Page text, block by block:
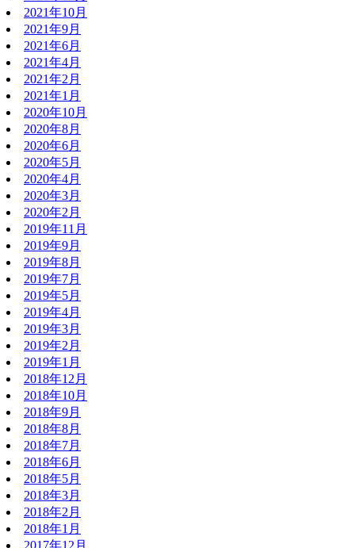
2021年10月
2021年9月
2021年6月
2021年4月
2021年2月
2021年1月
2020年10月
2020年8月
2020年6月
2020年5月
2020年4月
2020年3月
2020年2月
2019年11月
2019年9月
2019年8月
2019年7月
2019年5月
2019年4月
2019年3月
2019年2月
2019年1月
2018年12月
2018年10月
2018年9月
2018年8月
2018年7月
2018年6月
2018年5月
2018年3月
2018年2月
2018年1月